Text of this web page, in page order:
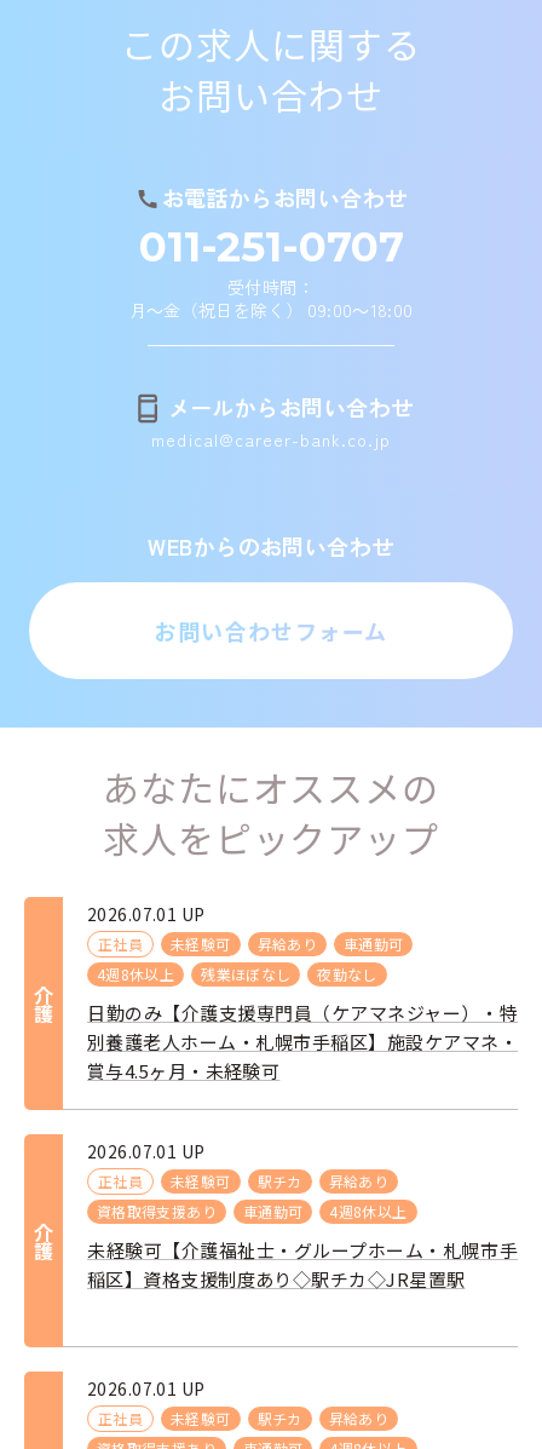
この求人に関する
お問い合わせ
お電話からお問い合わせ
011-251-0707
受付時間：
月～金（祝日を除く） 09:00～18:00
メールからお問い合わせ
medical@career-bank.co.jp
WEBからのお問い合わせ
お問い合わせフォーム
あなたにオススメの
求人をピックアップ
介護
2026.07.01 UP
正社員 未経験可 昇給あり
車通勤可
4週8休以上
残業ほぼなし 夜勤なし
日勤のみ【介護支援専門員（ケアマネジャー）・特
別養護老人ホーム・札幌市手稲区】施設ケアマネ・
賞与4.5ヶ月・未経験可
介護
2026.07.01 UP
正社員 未経験可 駅チカ
昇給あり
資格取得支援あり
車通勤可 4週8休以上
未経験可【介護福祉士・グループホーム・札幌市手
稲区】資格支援制度あり◇駅チカ◇JR星置駅
2026.07.01 UP
正社員 未経験可 駅チカ
昇給あり